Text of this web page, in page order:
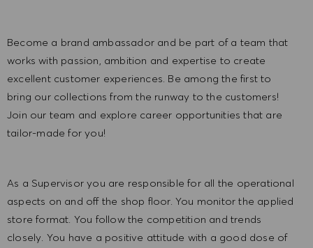
Become a brand ambassador and be part of a team that
works with passion, ambition and expertise to create
excellent customer experiences. Be among the first to
bring our collections from the runway to the customers!
Join our team and explore career opportunities that are
tailor-made for you!
As a Supervisor you are responsible for all the operational
aspects on and off the shop floor. You monitor the applied
store format. You follow the competition and trends
closely. You have a positive attitude with a good dose of